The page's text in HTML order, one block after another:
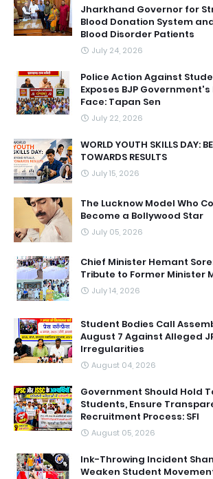
Jharkhand Governor for
Blood Donation System
Blood Disorder Patients
July 24, 2026
Police Action Against
Exposes BJP
Face: Tapan Sen
July 22, 2026
WORLD YOUTH SKILLS DAY:
TOWARDS RESULTS
July 15, 2026
The Lucknow Model Who
Become a Bollywood Star
July 05, 2026
Chief Minister Hemant
Tribute to Former Minister
July 14, 2026
Student Bodies Call
August 7 Against Alleged
Irregularities
August 04, 2026
Government Should Hold
Students, Ensure
Recruitment Process: SFI
August 05, 2026
Ink-Throwing Incident
Weaken Student